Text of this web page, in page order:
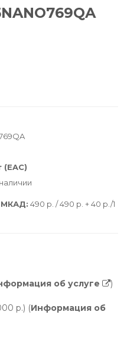
(EAC)
МКАД: 490 р. / 490 р. + 40 р./1
об услуге )
р.) (Информация об